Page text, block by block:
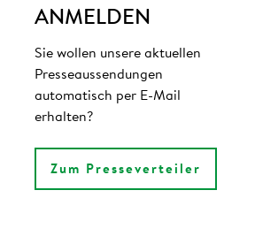
ANMELDEN
Sie wollen unsere aktuellen
Presseaussendungen
automatisch per E-Mail
erhalten?
Zum Presseverteiler